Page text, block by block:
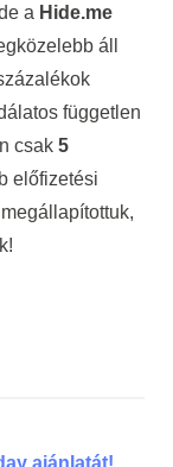
a Hide.me
áll
független
csak 5
előfizetési